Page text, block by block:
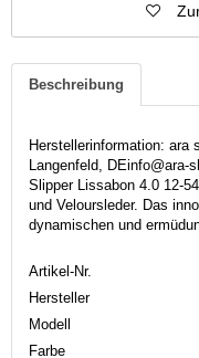
Beschreibung
Herstellerinformation: ara
Langenfeld, DEinfo@ara-
Slipper Lissabon 4.0 12-
und Veloursleder. Das
dynamischen und
Artikel-Nr.
Hersteller
Modell
Farbe